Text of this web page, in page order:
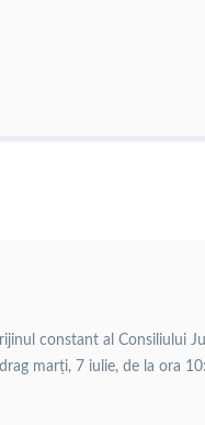
constant al Consiliului
marți, 7 iulie, de la ora